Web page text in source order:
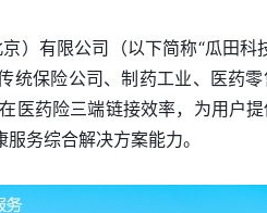
）有限公司（以下简称“瓜田科
统保险公司、制药工业、医药
药险三端链接效率，为用户提
务综合解决方案能力。